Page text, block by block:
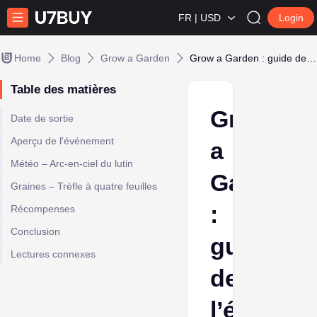
FR | USD Login
Home Blog Grow a Garden
Table des matières
Date de sortie
Aperçu de l'événement
Météo – Arc-en-ciel du lutin
Graines – Trèfle à quatre feuilles
Récompenses
Conclusion
Lectures connexes
Grow
a
Garden
:
guide
de